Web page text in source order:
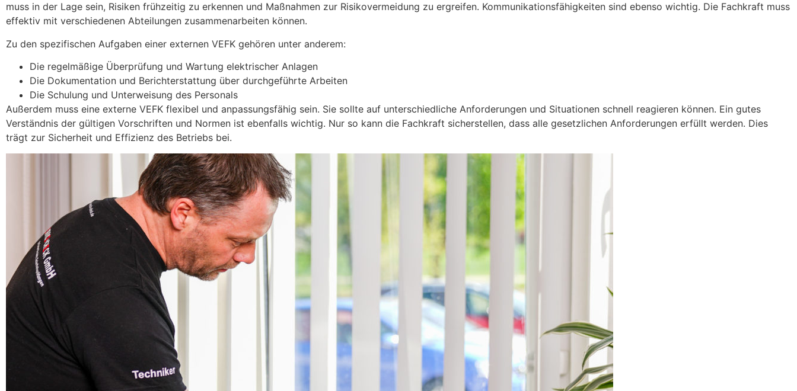
muss in der Lage sein, Risiken frühzeitig zu erkennen und Maßnahmen zur Risikovermeidung zu ergreifen. Kommunikationsfähigkeiten sind ebenso wichtig. Die Fachkraft muss
effektiv mit verschiedenen Abteilungen zusammenarbeiten können.
Zu den spezifischen Aufgaben einer externen VEFK gehören unter anderem:
Die regelmäßige Überprüfung und Wartung elektrischer Anlagen
Die Dokumentation und Berichterstattung über durchgeführte Arbeiten
Die Schulung und Unterweisung des Personals
Außerdem muss eine externe VEFK flexibel und anpassungsfähig sein. Sie sollte auf unterschiedliche Anforderungen und Situationen schnell reagieren können. Ein gutes
Verständnis der gültigen Vorschriften und Normen ist ebenfalls wichtig. Nur so kann die Fachkraft sicherstellen, dass alle gesetzlichen Anforderungen erfüllt werden. Dies
trägt zur Sicherheit und Effizienz des Betriebs bei.